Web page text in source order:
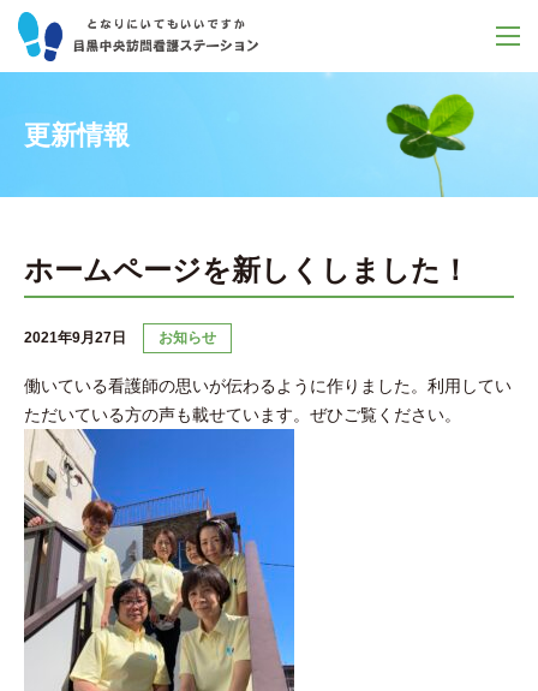
更新情報
ホームページを新しくしました！
2021年9月27日 お知らせ
働いている看護師の思いが伝わるように作りました。利用してい
ただいている方の声も載せています。ぜひご覧ください。